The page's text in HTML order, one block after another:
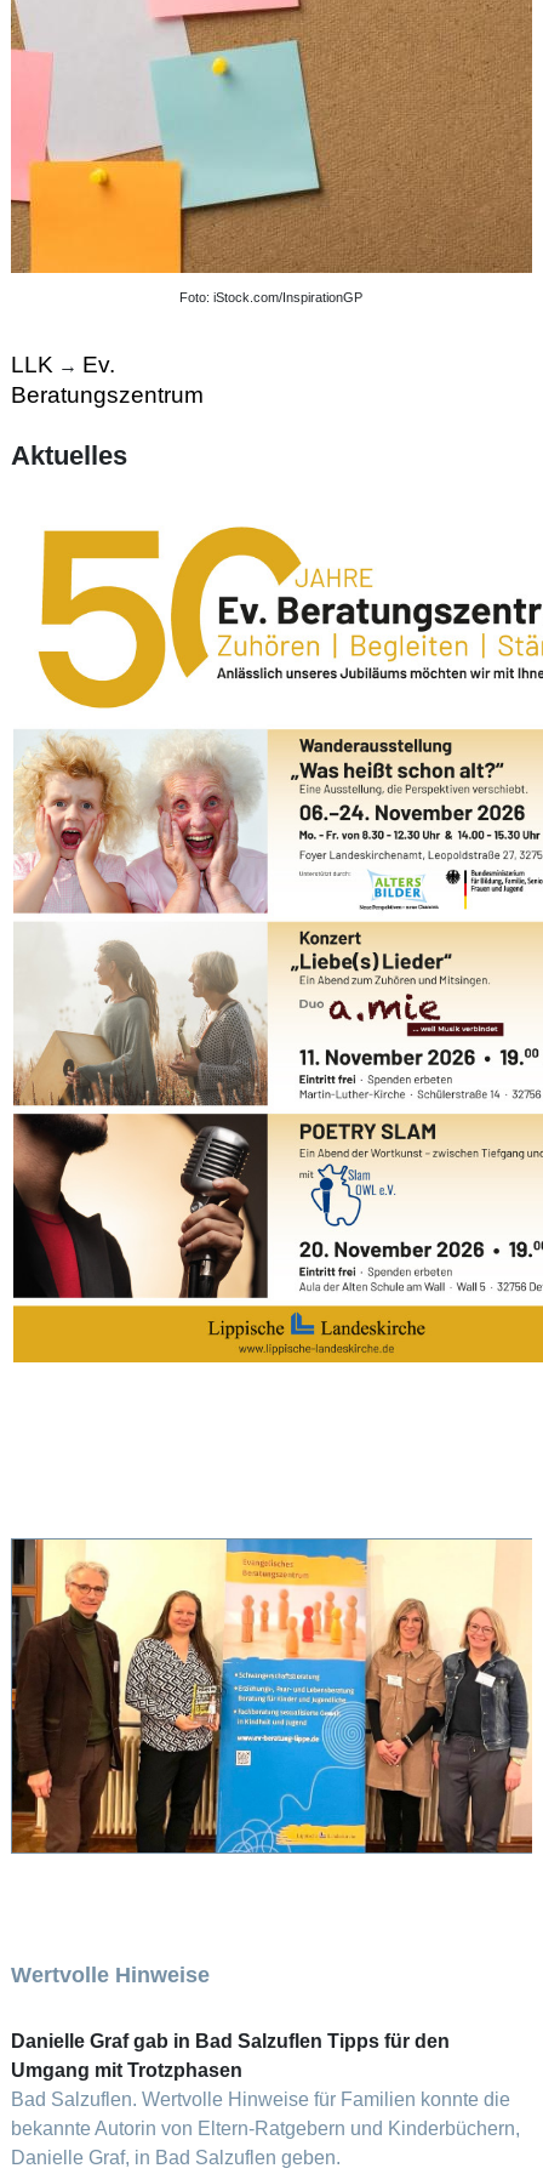
Foto: iStock.com/InspirationGP
LLK → Ev.
Beratungszentrum
Aktuelles
Wertvolle Hinweise
Danielle Graf gab in Bad Salzuflen Tipps für den
Umgang mit Trotzphasen
Bad Salzuflen. Wertvolle Hinweise für Familien konnte die
bekannte Autorin von Eltern-Ratgebern und Kinderbüchern,
Danielle Graf, in Bad Salzuflen geben.